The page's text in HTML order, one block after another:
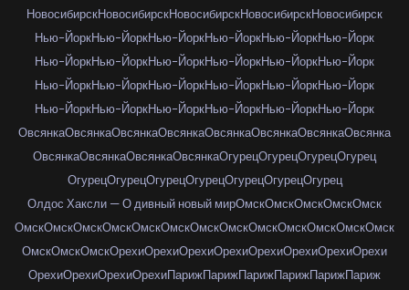
НовосибирскНовосибирскНовосибирскНовосибирскНовосибирск
Нью-ЙоркНью-ЙоркНью-ЙоркНью-ЙоркНью-ЙоркНью-Йорк
Нью-ЙоркНью-ЙоркНью-ЙоркНью-ЙоркНью-ЙоркНью-Йорк
Нью-ЙоркНью-ЙоркНью-ЙоркНью-ЙоркНью-ЙоркНью-Йорк
Нью-ЙоркНью-ЙоркНью-ЙоркНью-ЙоркНью-ЙоркНью-Йорк
ОвсянкаОвсянкаОвсянкаОвсянкаОвсянкаОвсянкаОвсянкаОвсянка
ОвсянкаОвсянкаОвсянкаОвсянкаОгурецОгурецОгурецОгурец
ОгурецОгурецОгурецОгурецОгурецОгурецОгурец
Олдос Хаксли — О дивный новый мирОмскОмскОмскОмскОмск
ОмскОмскОмскОмскОмскОмскОмскОмскОмскОмскОмскОмскОмск
ОмскОмскОмскОрехиОрехиОрехиОрехиОрехиОрехиОрехиОрехи
ОрехиОрехиОрехиОрехиПарижПарижПарижПарижПарижПариж